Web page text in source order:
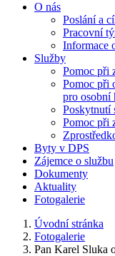
O nás
Poslání a
Pracovní
Informace
Služby
Pomoc při
Pomoc při
pro osobní
Poskytnutí
Pomoc při
Byty v DPS
Zájemce o službu
Dokumenty
Aktuality
Fotogalerie
Úvodní stránka
Fotogalerie
Pan Karel Sluka